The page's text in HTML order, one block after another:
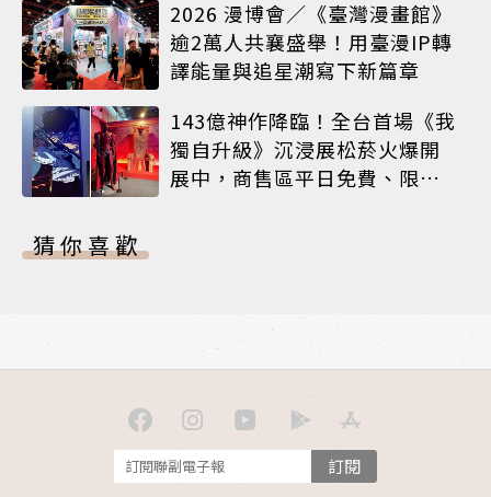
2026 漫博會／《臺灣漫畫館》
逾2萬人共襄盛舉！用臺漫IP轉
譯能量與追星潮寫下新篇章
143億神作降臨！全台首場《我
獨自升級》沉浸展松菸火爆開
展中，商售區平日免費、限定
猜你喜歡
訂閱